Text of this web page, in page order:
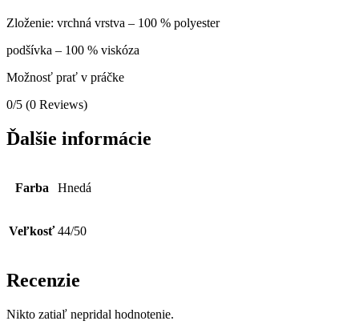
Zloženie: vrchná vrstva – 100 % polyester
podšívka – 100 % viskóza
Možnosť prať v práčke
0/5 (0 Reviews)
Ďalšie informácie
Farba Hnedá
Veľkosť 44/50
Recenzie
Nikto zatiaľ nepridal hodnotenie.